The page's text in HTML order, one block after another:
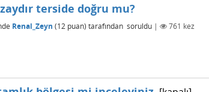
terside doğru mu?
Renal_Zeyn (12 puan) tarafından soruldu | 761 kez